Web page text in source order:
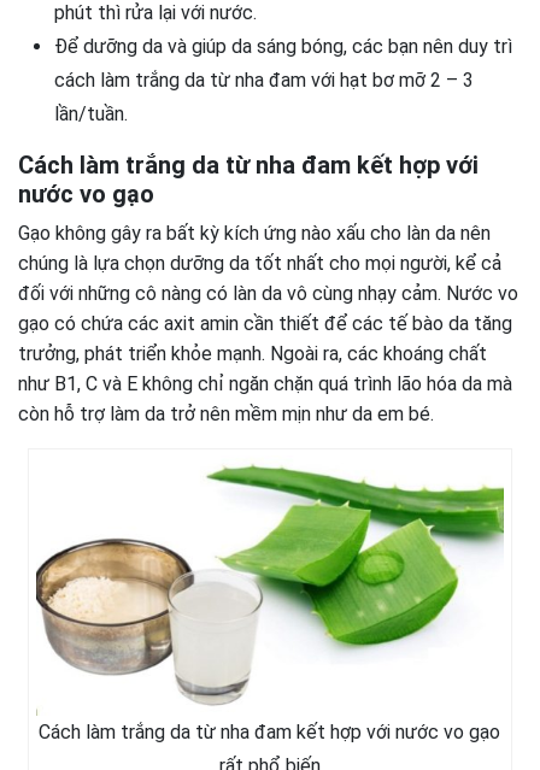
phút thì rửa lại với nước.
Để dưỡng da và giúp da sáng bóng, các bạn nên duy trì
cách làm trắng da từ nha đam với hạt bơ mỡ 2 – 3
lần/tuần.
Cách làm trắng da từ nha đam kết hợp với
nước vo gạo
Gạo không gây ra bất kỳ kích ứng nào xấu cho làn da nên
chúng là lựa chọn dưỡng da tốt nhất cho mọi người, kể cả
đối với những cô nàng có làn da vô cùng nhạy cảm. Nước vo
gạo có chứa các axit amin cần thiết để các tế bào da tăng
trưởng, phát triển khỏe mạnh. Ngoài ra, các khoáng chất
như B1, C và E không chỉ ngăn chặn quá trình lão hóa da mà
còn hỗ trợ làm da trở nên mềm mịn như da em bé.
Cách làm trắng da từ nha đam kết hợp với nước vo gạo
rất phổ biến